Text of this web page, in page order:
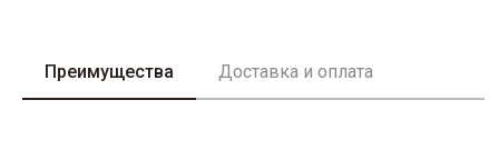
Преимущества Доставка и оплата